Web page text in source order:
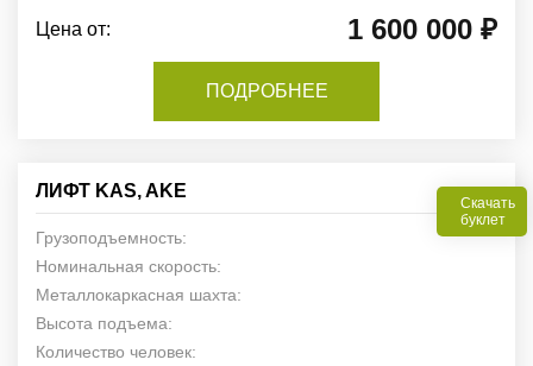
Цена от: 1 600 000 ₽
ПОДРОБНЕЕ
Скачать
буклет
ЛИФТ KAS, AKE
Грузоподъемность:
Номинальная скорость:
Металлокаркасная шахта:
Высота подъема:
Количество человек: